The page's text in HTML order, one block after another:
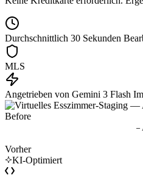
Durchschnittlich 30 Sekunden
MLS
Angetrieben von Gemini 3 Flash
Vorher
KI-Optimiert